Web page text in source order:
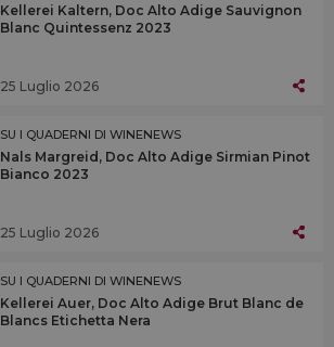
Kellerei Kaltern, Doc Alto Adige Sauvignon
Blanc Quintessenz 2023
25 Luglio 2026
SU I QUADERNI DI WINENEWS
Nals Margreid, Doc Alto Adige Sirmian Pinot
Bianco 2023
25 Luglio 2026
SU I QUADERNI DI WINENEWS
Kellerei Auer, Doc Alto Adige Brut Blanc de
Blancs Etichetta Nera